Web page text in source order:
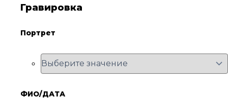
Гравировка
Портрет
ФИО/ДАТА